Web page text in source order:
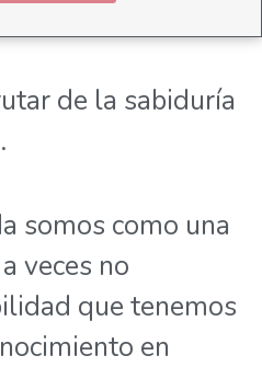
de la sabiduría
somos como una
veces no
que tenemos
en